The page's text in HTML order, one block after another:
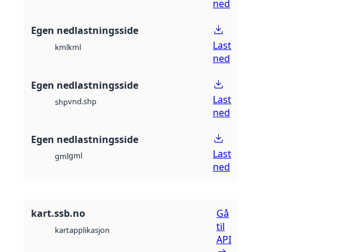
ned
Egen nedlastningsside
kmlkml
Last
ned
Egen nedlastningsside
shpvnd.shp
Last
ned
Egen nedlastningsside
gmlgml
Last
ned
kart.ssb.no
kartapplikasjon
Gå
til
API